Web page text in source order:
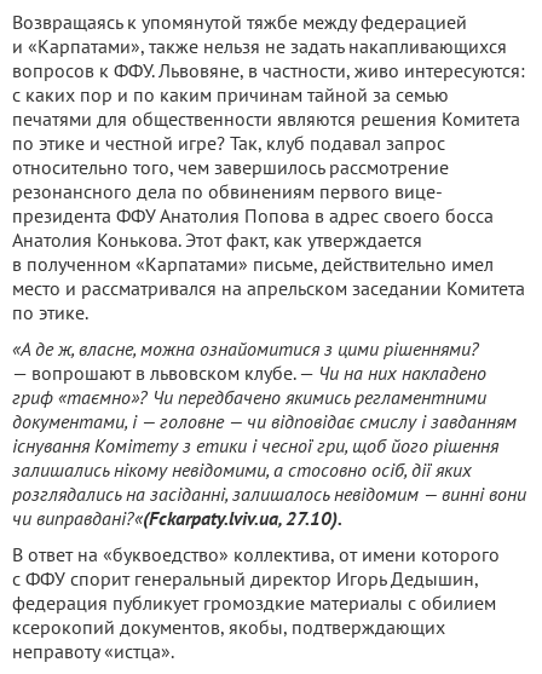
Возвращаясь к упомянутой тяжбе между федерацией
и «Карпатами», также нельзя не задать накапливающихся
вопросов к ФФУ. Львовяне, в частности, живо интересуются:
с каких пор и по каким причинам тайной за семью
печатями для общественности являются решения Комитета
по этике и честной игре? Так, клуб подавал запрос
относительно того, чем завершилось рассмотрение
резонансного дела по обвинениям первого вице-
президента ФФУ Анатолия Попова в адрес своего босса
Анатолия Конькова. Этот факт, как утверждается
в полученном «Карпатами» письме, действительно имел
место и рассматривался на апрельском заседании Комитета
по этике.
«А де ж, власне, можна ознайомитися з цими рішеннями?
— вопрошают в львовском клубе. — Чи на них накладено
гриф «таємно»? Чи передбачено якимись регламентними
документами, і — головне — чи відповідає смислу і завданням
існування Комітету з етики і чесної гри, щоб його рішення
залишались нікому невідомими, а стосовно осіб, дії яких
розглядались на засіданні, залишалось невідомим — винні вони
чи виправдані?«(Fckarpaty.lviv.ua, 27.10).
В ответ на «буквоедство» коллектива, от имени которого
с ФФУ спорит генеральный директор Игорь Дедышин,
федерация публикует громоздкие материалы с обилием
ксерокопий документов, якобы, подтверждающих
неправоту «истца».